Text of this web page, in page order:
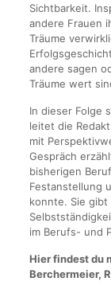
Sichtbarkeit.
andere Frauen
Träume
andere sagen
Träume wert
In dieser Folge
leitet die
mit
Gespräch
bisherigen
Festanstellung
konnte. Sie gibt
im Berufs- und
Hier findest du
Berchermeier,